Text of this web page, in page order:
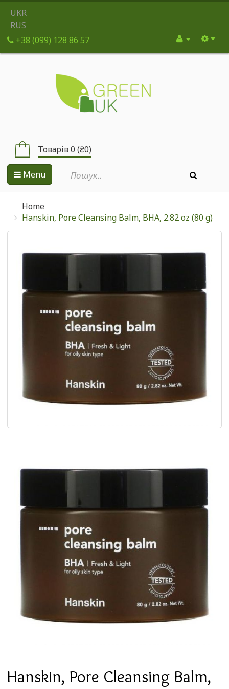
UKR
RUS
+38 (099) 128 86 57
Товарів 0 (₴0)
Menu
Home
Hanskin, Pore Cleansing Balm, BHA, 2.82 oz (80 g)
Hanskin, Pore Cleansing Balm,